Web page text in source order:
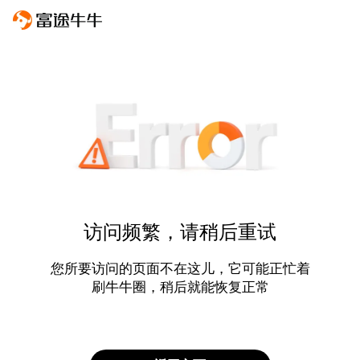
访问频繁，请稍后重试
您所要访问的页面不在这儿，它可能正忙着
刷牛牛圈，稍后就能恢复正常